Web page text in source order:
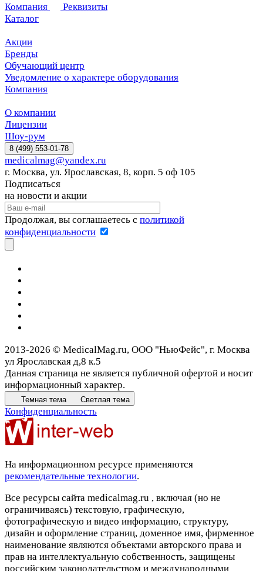
Компания
Реквизиты
Каталог
Акции
Бренды
Обучающий центр
Уведомление о характере оборудования
Компания
О компании
Лицензии
Шоу-рум
8 (499) 553-01-78
medicalmag@yandex.ru
г. Москва, ул. Ярославская, 8, корп. 5 оф 105
Подписаться
на новости и акции
Продолжая, вы соглашаетесь с политикой
конфиденциальности
2013-2026 © MedicalMag.ru, ООО "НьюФейс", г. Москва
ул Ярославская д,8 к.5
Данная страница не является публичной офертой и носит
информационный характер.
Темная тема Светлая тема
Конфиденциальность
На информационном ресурсе применяются
рекомендательные технологии.
Все ресурсы сайта medicalmag.ru , включая (но не
ограничиваясь) текстовую, графическую,
фотографическую и видео информацию, структуру,
дизайн и оформление страниц, доменное имя, фирменное
наименование являются объектами авторского права и
прав на интеллектуальную собственность, защищены
российским законодательством и международными